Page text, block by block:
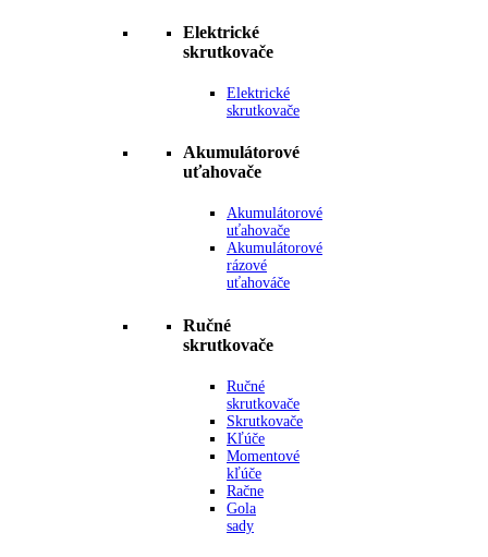
Elektrické
skrutkovače
Elektrické
skrutkovače
Akumulátorové
uťahovače
Akumulátorové
uťahovače
Akumulátorové
rázové
uťahováče
Ručné
skrutkovače
Ručné
skrutkovače
Skrutkovače
Kľúče
Momentové
kľúče
Račne
Gola
sady